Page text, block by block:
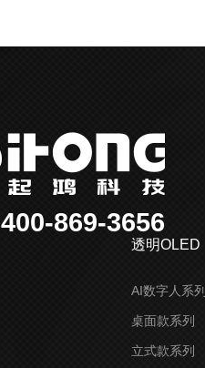
400-869-3656
透明OLED
AI数字人系列
桌面款系列
立式款系列